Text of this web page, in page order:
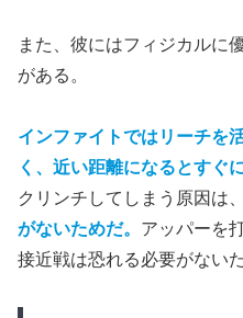
また、彼にはフィジカルに
がある。
インファイトではリーチを
く、近い距離になるとすぐ
クリンチしてしまう原因は、
がないためだ。 アッパーを
接近戦は恐れる必要がない